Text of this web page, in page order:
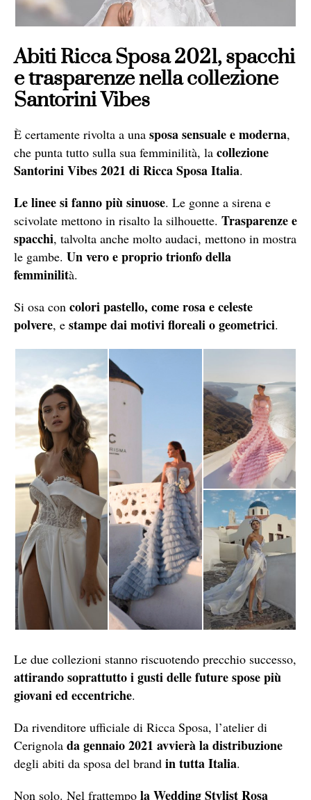
Abiti Ricca Sposa 2021, spacchi
e trasparenze nella collezione
Santorini Vibes
È certamente rivolta a una sposa sensuale e moderna,
che punta tutto sulla sua femminilità, la collezione
Santorini Vibes 2021 di Ricca Sposa Italia.
Le linee si fanno più sinuose. Le gonne a sirena e
scivolate mettono in risalto la silhouette. Trasparenze e
spacchi, talvolta anche molto audaci, mettono in mostra
le gambe. Un vero e proprio trionfo della
femminilità.
Si osa con colori pastello, come rosa e celeste
polvere, e stampe dai motivi floreali o geometrici.
Le due collezioni stanno riscuotendo precchio successo,
attirando soprattutto i gusti delle future spose più
giovani ed eccentriche.
Da rivenditore ufficiale di Ricca Sposa, l’atelier di
Cerignola da gennaio 2021 avvierà la distribuzione
degli abiti da sposa del brand in tutta Italia.
Non solo. Nel frattempo la Wedding Stylist Rosa